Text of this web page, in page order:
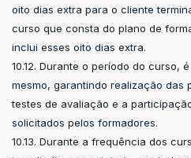
oito dias extra para o cliente
curso que consta do plano de
inclui esses oito dias extra.
10.12. Durante o período do curso,
mesmo, garantindo realização das
testes de avaliação e a
solicitados pelos formadores.
10.13. Durante a frequência dos